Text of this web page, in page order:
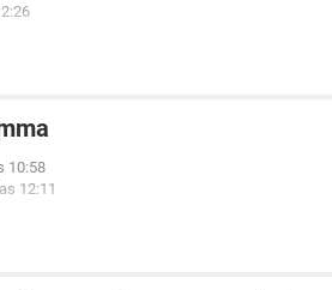
10:58
12:11